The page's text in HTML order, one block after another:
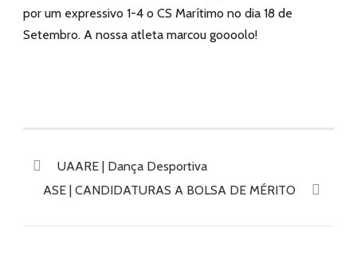
por um expressivo 1-4 o CS Marítimo no dia 18 de
Setembro. A nossa atleta marcou goooolo!
UAARE | Dança Desportiva
ASE | CANDIDATURAS A BOLSA DE MÉRITO